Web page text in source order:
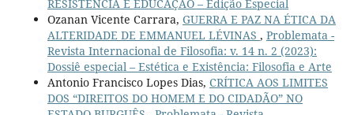
RESISTÊNCIA E EDUCAÇÃO – Edição Especial
Ozanan Vicente Carrara, GUERRA E PAZ NA ÉTICA DA
ALTERIDADE DE EMMANUEL LÉVINAS , Problemata -
Revista Internacional de Filosofia: v. 14 n. 2 (2023):
Dossiê especial – Estética e Existência: Filosofia e Arte
Antonio Francisco Lopes Dias, CRÍTICA AOS LIMITES
DOS “DIREITOS DO HOMEM E DO CIDADÃO” NO